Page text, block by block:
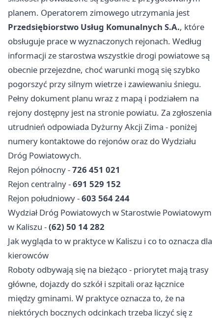
planem. Operatorem zimowego utrzymania jest
Przedsiębiorstwo Usług Komunalnych S.A., które
obsługuje prace w wyznaczonych rejonach. Według
informacji ze starostwa wszystkie drogi powiatowe są
obecnie przejezdne, choć warunki mogą się szybko
pogorszyć przy silnym wietrze i zawiewaniu śniegu.
Pełny dokument planu wraz z mapą i podziałem na
rejony dostępny jest na stronie powiatu. Za zgłoszenia
utrudnień odpowiada Dyżurny Akcji Zima - poniżej
numery kontaktowe do rejonów oraz do Wydziału
Dróg Powiatowych.
Rejon północny -726 451 021
Rejon centralny -691 529 152
Rejon południowy -603 564 244
Wydział Dróg Powiatowych w Starostwie Powiatowym
w Kaliszu -(62) 50 14 282
Jak wygląda to w praktyce w Kaliszu i co to oznacza dla
kierowców
Roboty odbywają się na bieżąco - priorytet mają trasy
główne, dojazdy do szkół i szpitali oraz łącznice
między gminami. W praktyce oznacza to, że na
niektórych bocznych odcinkach trzeba liczyć się z